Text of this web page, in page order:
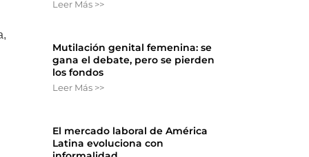
Leer Más >>
Mutilación genital femenina: se
gana el debate, pero se pierden
los fondos
Leer Más >>
El mercado laboral de América
Latina evoluciona con